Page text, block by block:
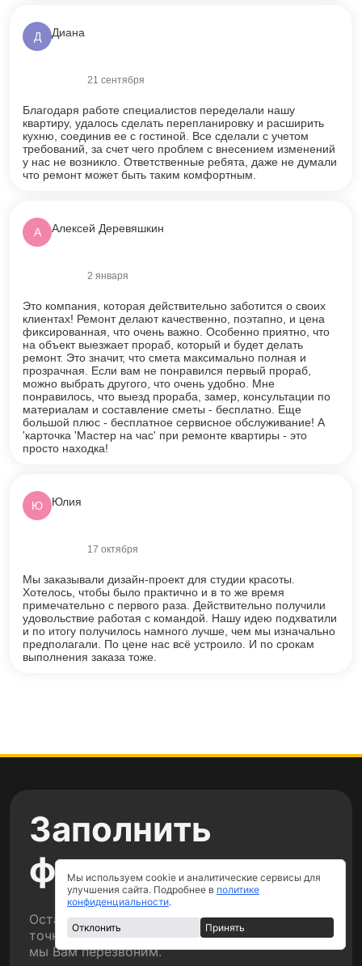
Д Диана
Оценка5из 5
21 сентября
Благодаря работе специалистов переделали нашу
квартиру, удалось сделать перепланировку и расширить
кухню, соединив ее с гостиной. Все сделали с учетом
требований, за счет чего проблем с внесением изменений
у нас не возникло. Ответственные ребята, даже не думали
что ремонт может быть таким комфортным.
А Алексей Деревяшкин
Оценка5из 5
2 января
Это компания, которая действительно заботится о своих
клиентах! Ремонт делают качественно, поэтапно, и цена
фиксированная, что очень важно. Особенно приятно, что
на объект выезжает прораб, который и будет делать
ремонт. Это значит, что смета максимально полная и
прозрачная. Если вам не понравился первый прораб,
можно выбрать другого, что очень удобно. Мне
понравилось, что выезд прораба, замер, консультации по
материалам и составление сметы - бесплатно. Еще
большой плюс - бесплатное сервисное обслуживание! А
'карточка 'Мастер на час' при ремонте квартиры - это
просто находка!
Ю Юлия
Оценка 5из 5
17 октября
Мы заказывали дизайн-проект для студии красоты.
Хотелось, чтобы было практично и в то же время
примечательно с первого раза. Действительно получили
удовольствие работая с командой. Нашу идею подхватили
и по итогу получилось намного лучше, чем мы изначально
предполагали. По цене нас всё устроило. И по срокам
выполнения заказа тоже.
Заполнить
форму
Оставьте свои данные прямо сейчас на
точный расчет стоимости вашего ремонта и
мы Вам перезвоним.
Мы используем cookie и аналитические сервисы для
улучшения сайта. Подробнее в политике
конфиденциальности.
Отклонить Принять